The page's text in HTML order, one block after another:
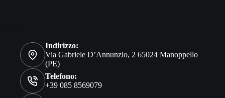
Indirizzo:
Via Gabriele D’Annunzio, 2 65024 Manoppello
(PE)
Telefono:
+39 085 8569079